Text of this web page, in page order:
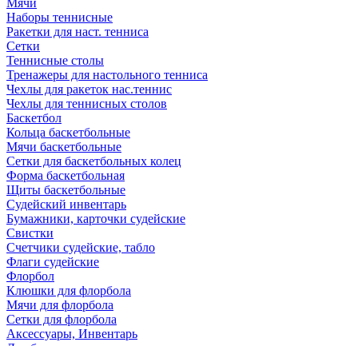
Мячи
Наборы теннисные
Ракетки для наст. тенниса
Сетки
Теннисные столы
Тренажеры для настольного тенниса
Чехлы для ракеток нас.теннис
Чехлы для теннисных столов
Баскетбол
Кольца баскетбольные
Мячи баскетбольные
Сетки для баскетбольных колец
Форма баскетбольная
Щиты баскетбольные
Судейский инвентарь
Бумажники, карточки судейские
Свистки
Счетчики судейские, табло
Флаги судейские
Флорбол
Клюшки для флорбола
Мячи для флорбола
Сетки для флорбола
Аксессуары, Инвентарь